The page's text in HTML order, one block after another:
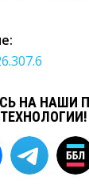
НА НАШИ